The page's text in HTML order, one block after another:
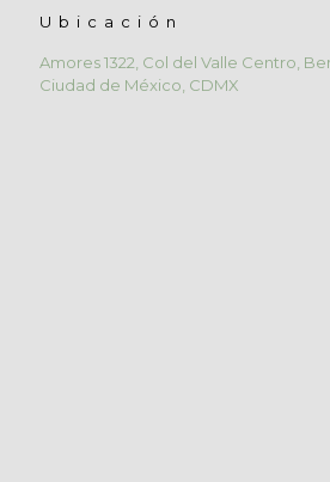
Ubicación
Amores 1322, Col del Valle Centro,
Ciudad de México, CDMX